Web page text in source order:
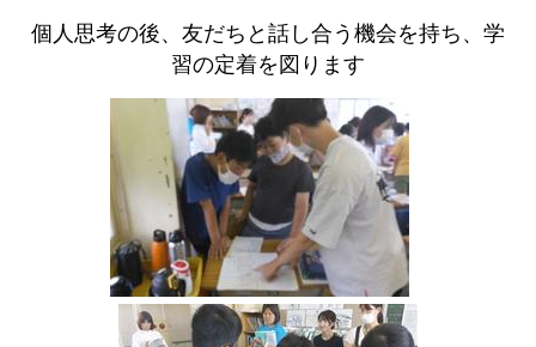
個人思考の後、友だちと話し合う機会を持ち、学
習の定着を図ります